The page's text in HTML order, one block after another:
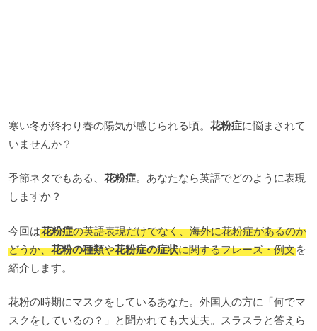
寒い冬が終わり春の陽気が感じられる頃。 花粉症に悩まされて
いませんか？
季節ネタでもある、 花粉症。あなたなら英語でどのように表現
しますか？
今回は花粉症の英語表現だけでなく、海外に花粉症があるのか
どうか、花粉の種類や花粉症の症状に関するフレーズ・例文を
紹介します。
花粉の時期にマスクをしているあなた。外国人の方に「何でマ
スクをしているの？」と聞かれても大丈夫。スラスラと答えら